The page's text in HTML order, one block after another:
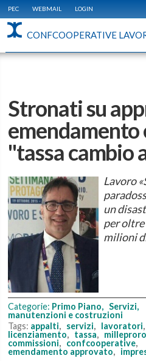
PEC WEBMAIL LOGIN
CONFCOOPERATIVE
Stronati su
emendamento
"tassa cambio
Lavoro
un
per oltre
milioni
Categorie: Primo Piano,Servizi,
manutenzioni e costruzioni
Tags: appalti, servizi, lavoratori,
licenziamento, tassa,
commissioni, confcooperative,
emendamento approvato,